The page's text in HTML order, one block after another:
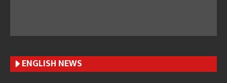
ENGLISH NEWS